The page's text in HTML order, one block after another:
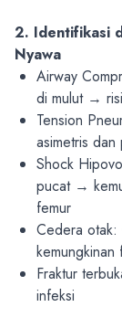
2. Identifikasi
Nyawa
Airway
di mulut →
Tension
asimetris dan
Shock
pucat →
femur
Cedera otak:
kemungkinan
Fraktur
infeksi